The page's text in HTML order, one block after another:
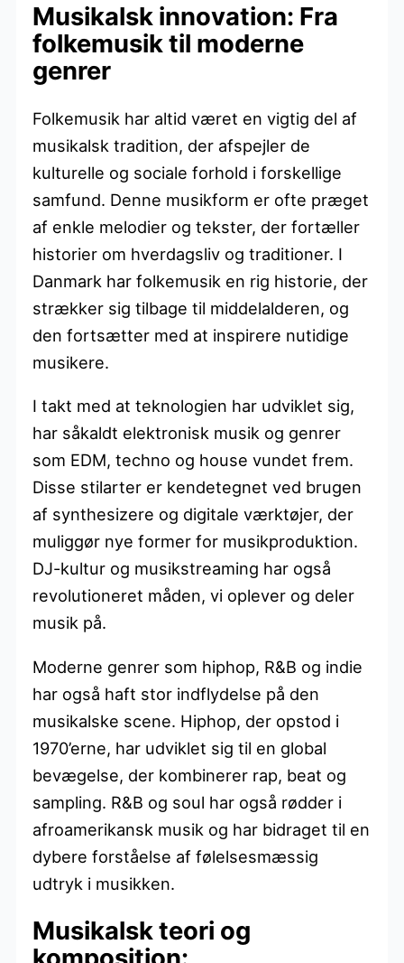
Musikalsk innovation: Fra
folkemusik til moderne
genrer
Folkemusik har altid været en vigtig del af
musikalsk tradition, der afspejler de
kulturelle og sociale forhold i forskellige
samfund. Denne musikform er ofte præget
af enkle melodier og tekster, der fortæller
historier om hverdagsliv og traditioner. I
Danmark har folkemusik en rig historie, der
strækker sig tilbage til middelalderen, og
den fortsætter med at inspirere nutidige
musikere.
I takt med at teknologien har udviklet sig,
har såkaldt elektronisk musik og genrer
som EDM, techno og house vundet frem.
Disse stilarter er kendetegnet ved brugen
af synthesizere og digitale værktøjer, der
muliggør nye former for musikproduktion.
DJ-kultur og musikstreaming har også
revolutioneret måden, vi oplever og deler
musik på.
Moderne genrer som hiphop, R&B og indie
har også haft stor indflydelse på den
musikalske scene. Hiphop, der opstod i
1970’erne, har udviklet sig til en global
bevægelse, der kombinerer rap, beat og
sampling. R&B og soul har også rødder i
afroamerikansk musik og har bidraget til en
dybere forståelse af følelsesmæssig
udtryk i musikken.
Musikalsk teori og